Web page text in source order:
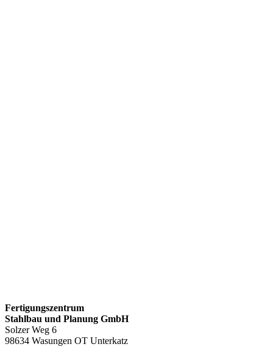
Fertigungszentrum
Stahlbau und Planung GmbH
Solzer Weg 6
98634 Wasungen OT Unterkatz